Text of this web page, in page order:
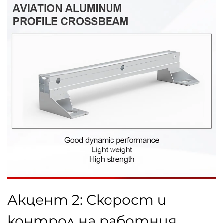
Акцент 2: Скорост и